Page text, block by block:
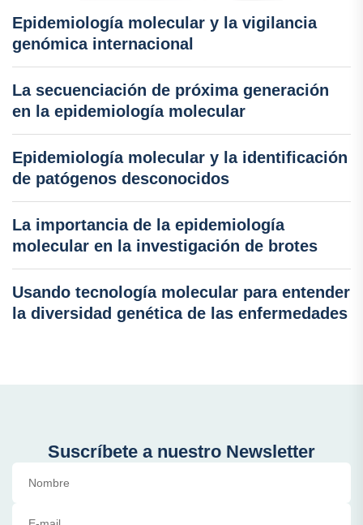
Epidemiología molecular y la vigilancia
genómica internacional
La secuenciación de próxima generación
en la epidemiología molecular
Epidemiología molecular y la identificación
de patógenos desconocidos
La importancia de la epidemiología
molecular en la investigación de brotes
Usando tecnología molecular para entender
la diversidad genética de las enfermedades
Suscríbete a nuestro Newsletter